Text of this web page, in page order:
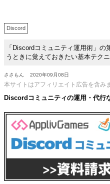
Discord
「Discordコミュニティ運用術」
うときに覚えておきたい基本テク
ささもん 2020年09月08日
本サイトはアフィリエイト広告を含み
Discordコミュニティの運用・代行